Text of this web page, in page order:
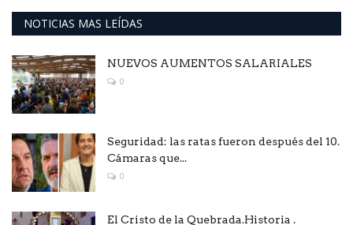
NOTICIAS MAS LEÍDAS
NUEVOS AUMENTOS SALARIALES
0
Seguridad: las ratas fueron después del 10.
Cámaras que...
0
El Cristo de la Quebrada.Historia .